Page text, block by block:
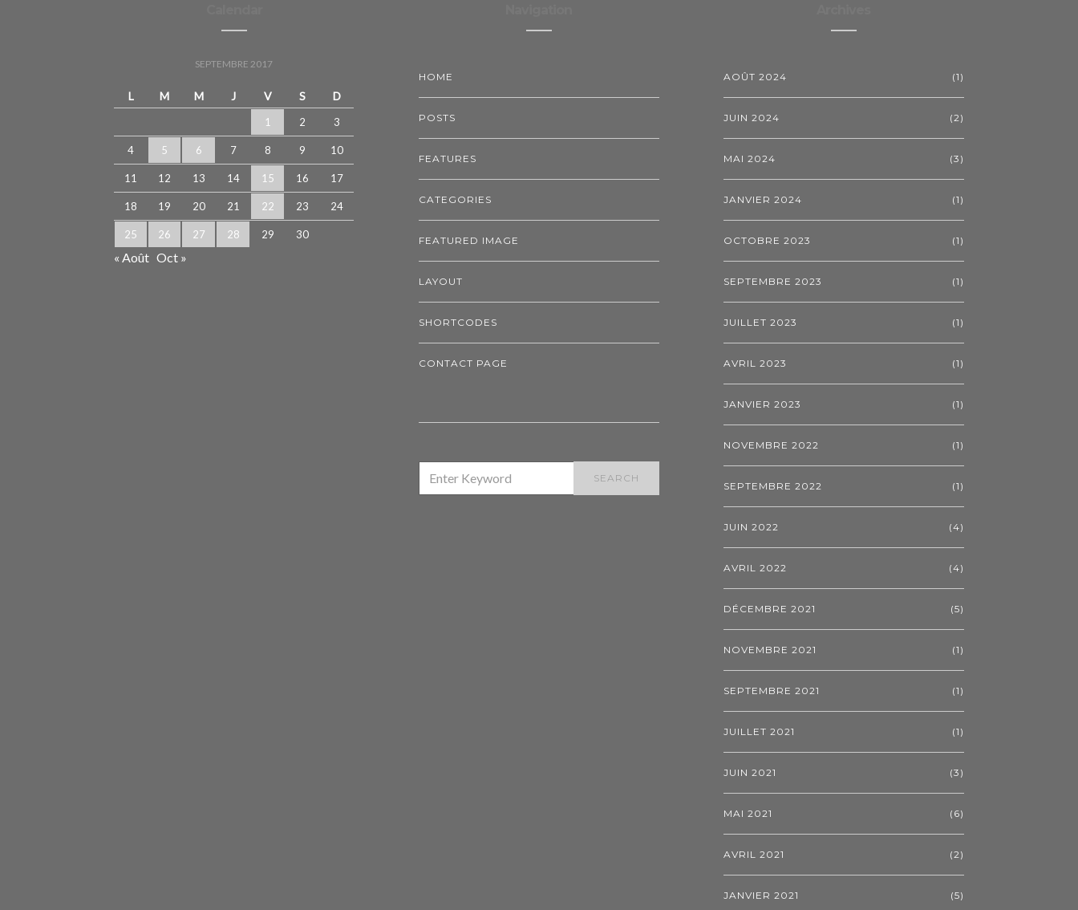
SEPTEMBRE 2017
L M M J V S D
1 2 3
4 5 6 7 8 9 10
11 12 13 14 15 16 17
18 19 20 21 22 23 24
25 26 27 28 29 30
« Août Oct »
HOME
POSTS
FEATURES
CATEGORIES
FEATURED IMAGE
LAYOUT
SHORTCODES
CONTACT PAGE
FOR:
SEARCH
AOÛT 2024 (1)
JUIN 2024 (2)
MAI 2024 (3)
JANVIER 2024 (1)
OCTOBRE 2023 (1)
SEPTEMBRE 2023 (1)
JUILLET 2023 (1)
AVRIL 2023 (1)
JANVIER 2023 (1)
NOVEMBRE 2022 (1)
SEPTEMBRE 2022 (1)
JUIN 2022 (4)
AVRIL 2022 (4)
DÉCEMBRE 2021 (5)
NOVEMBRE 2021 (1)
SEPTEMBRE 2021 (1)
JUILLET 2021 (1)
JUIN 2021 (3)
MAI 2021 (6)
AVRIL 2021 (2)
JANVIER 2021 (5)